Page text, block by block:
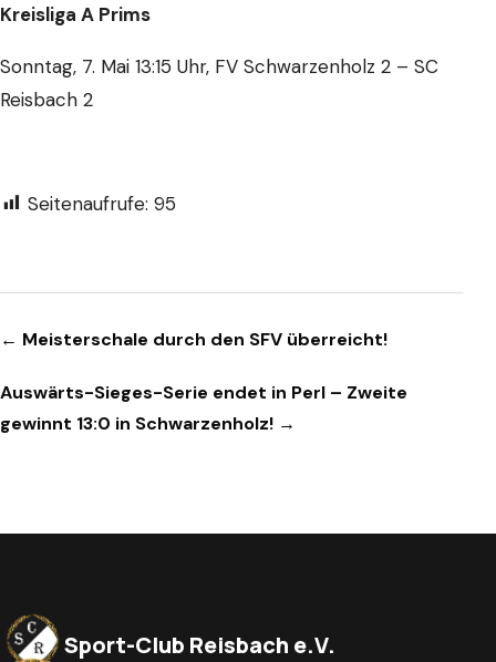
Kreisliga A Prims
Sonntag, 7. Mai 13:15 Uhr, FV Schwarzenholz 2 – SC
Reisbach 2
Seitenaufrufe: 95
Beitragsnavigation
← Meisterschale durch den SFV überreicht!
Auswärts-Sieges-Serie endet in Perl – Zweite
gewinnt 13:0 in Schwarzenholz! →
Sport-Club Reisbach e.V.